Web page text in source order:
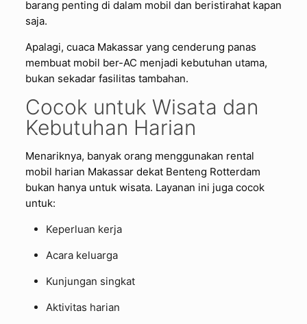
barang penting di dalam mobil dan beristirahat kapan
saja.
Apalagi, cuaca Makassar yang cenderung panas
membuat mobil ber-AC menjadi kebutuhan utama,
bukan sekadar fasilitas tambahan.
Cocok untuk Wisata dan
Kebutuhan Harian
Menariknya, banyak orang menggunakan rental
mobil harian Makassar dekat Benteng Rotterdam
bukan hanya untuk wisata. Layanan ini juga cocok
untuk:
Keperluan kerja
Acara keluarga
Kunjungan singkat
Aktivitas harian